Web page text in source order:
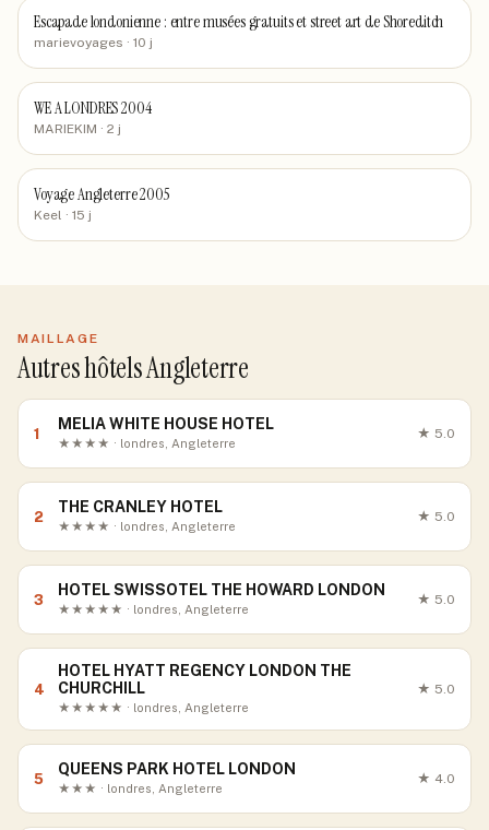
Escapade londonienne : entre musées gratuits et street art de Shoreditch
marievoyages · 10 j
WE A LONDRES 2004
MARIEKIM · 2 j
Voyage Angleterre 2005
Keel · 15 j
MAILLAGE
Autres hôtels Angleterre
1
MELIA WHITE HOUSE HOTEL
★★★★ · londres, Angleterre
★ 5.0
2
THE CRANLEY HOTEL
★★★★ · londres, Angleterre
★ 5.0
3
HOTEL SWISSOTEL THE HOWARD LONDON
★★★★★ · londres, Angleterre
★ 5.0
4
HOTEL HYATT REGENCY LONDON THE
CHURCHILL
★★★★★ · londres, Angleterre
★ 5.0
5
QUEENS PARK HOTEL LONDON
★★★ · londres, Angleterre
★ 4.0